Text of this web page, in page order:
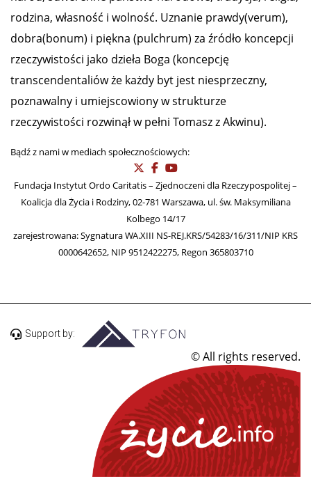
rodzina, własność i wolność. Uznanie prawdy(verum),
dobra(bonum) i piękna (pulchrum) za źródło koncepcji
rzeczywistości jako dzieła Boga (koncepcję
transcendentaliów że każdy byt jest niesprzeczny,
poznawalny i umiejscowiony w strukturze
rzeczywistości rozwinął w pełni Tomasz z Akwinu).
Bądź z nami w mediach społecznościowych:
Fundacja Instytut Ordo Caritatis – Zjednoczeni dla Rzeczypospolitej –
Koalicja dla Życia i Rodziny, 02-781 Warszawa, ul. św. Maksymiliana
Kolbego 14/17
zarejestrowana: Sygnatura WA.XIII NS-REJ.KRS/54283/16/311/NIP KRS
0000642652, NIP 9512422275, Regon 365803710
Support by:
© All rights reserved.